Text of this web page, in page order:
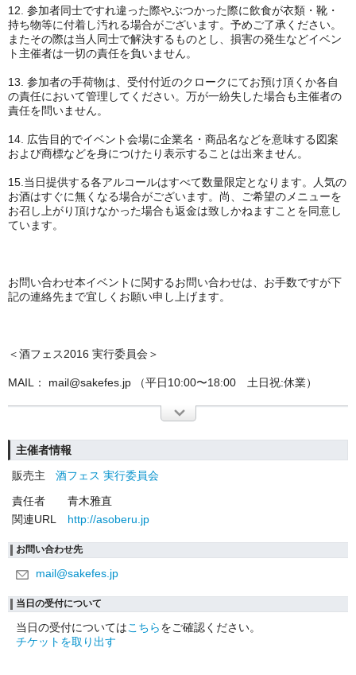
12. 参加者同士ですれ違った際やぶつかった際に飲食が衣類・靴・
持ち物等に付着し汚れる場合がございます。予めご了承ください。
またその際は当人同士で解決するものとし、損害の発生などイベン
ト主催者は一切の責任を負いません。
13. 参加者の手荷物は、受付付近のクロークにてお預け頂くか各自
の責任において管理してください。万が一紛失した場合も主催者の
責任を問いません。
14. 広告目的でイベント会場に企業名・商品名などを意味する図案
および商標などを身につけたり表示することは出来ません。
15.当日提供する各アルコールはすべて数量限定となります。人気の
お酒はすぐに無くなる場合がございます。尚、ご希望のメニューを
お召し上がり頂けなかった場合も返金は致しかねますことを同意し
ています。
お問い合わせ本イベントに関するお問い合わせは、お手数ですが下
記の連絡先まで宜しくお願い申し上げます。
＜酒フェス2016 実行委員会＞
MAIL： mail@sakefes.jp （平日10:00〜18:00 土日祝:休業）
主催者情報
販売主
酒フェス 実行委員会
責任者
青木雅直
関連URL
http://asoberu.jp
お問い合わせ先
mail@sakefes.jp
当日の受付について
当日の受付についてはこちらをご確認ください。
チケットを取り出す